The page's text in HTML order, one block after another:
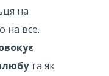
на
на все.
та як